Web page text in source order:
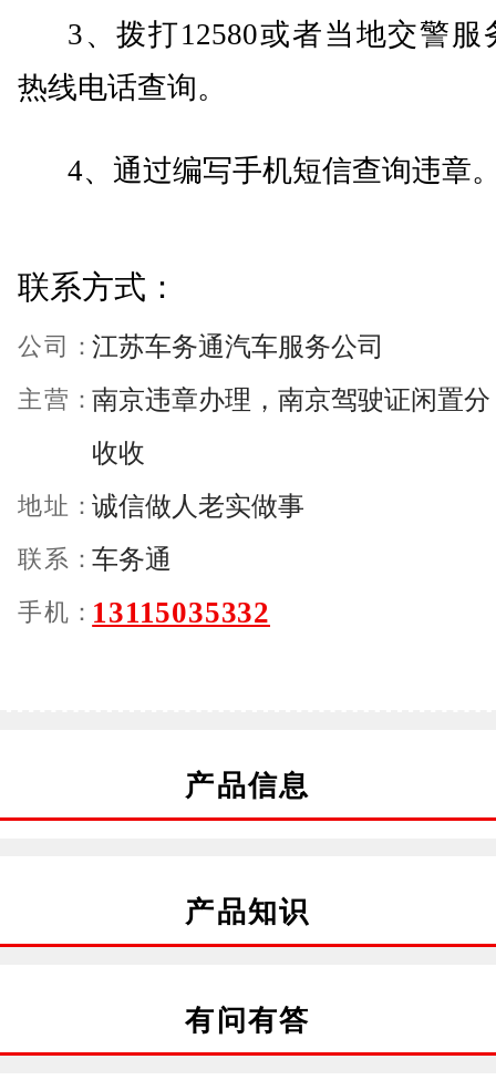
3、拨打12580或者当地交警服
热线电话查询。
4、通过编写手机短信查询违章
联系方式：
公司：江苏车务通汽车服务公司
主营：南京违章办理，南京驾驶证闲置分
收收
地址：诚信做人老实做事
联系：车务通
手机：13115035332
产品信息
产品知识
有问有答